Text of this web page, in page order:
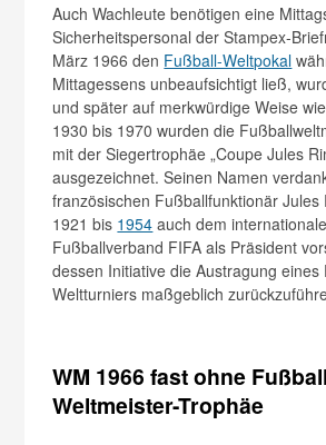
Auch Wachleute benötigen eine
Sicherheitspersonal der Stampex-
März 1966 den Fußball-Weltpokal
Mittagessens unbeaufsichtigt ließ,
und später auf merkwürdige Weise
1930 bis 1970 wurden die
mit der Siegertrophäe „Coupe Jules
ausgezeichnet. Seinen Namen
französischen Fußballfunktionär Jules
1921 bis 1954 auch dem
Fußballverband FIFA als Präsident
dessen Initiative die Austragung eines
Weltturniers maßgeblich
WM 1966 fast ohne
Weltmeister-Trophäe